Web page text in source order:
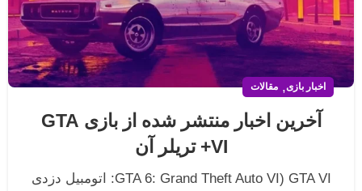
اخبار بازی, مقالات
آخرین اخبار منتشر شده از بازی GTA
VI+ تریلر آن
GTA VI (GTA 6: Grand Theft Auto VI: اتومبیل دزدی